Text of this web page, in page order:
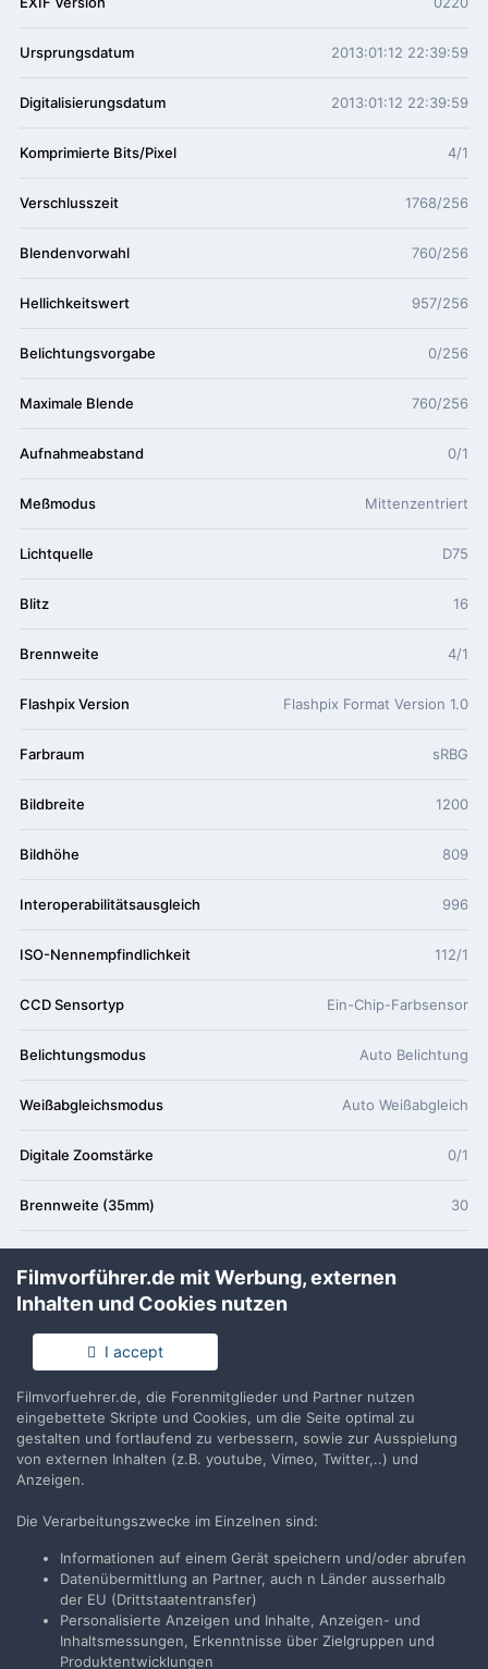
Ursprungsdatum 2013:01:12 22:39:59
Digitalisierungsdatum 2013:01:12 22:39:59
Komprimierte Bits/Pixel 4/1
Verschlusszeit 1768/256
Blendenvorwahl 760/256
Hellichkeitswert 957/256
Belichtungsvorgabe 0/256
Maximale Blende 760/256
Aufnahmeabstand 0/1
Meßmodus Mittenzentriert
Lichtquelle D75
Blitz 16
Brennweite 4/1
Flashpix Version Flashpix Format Version 1.0
Farbraum sRBG
Bildbreite 1200
Bildhöhe 809
Interoperabilitätsausgleich 996
ISO-Nennempfindlichkeit 112/1
CCD Sensortyp Ein-Chip-Farbsensor
Belichtungsmodus Auto Belichtung
Weißabgleichsmodus Auto Weißabgleich
Digitale Zoomstärke 0/1
Brennweite (35mm) 30
ISO-Verstärkung
Sättigung
Schärfe
Interoperabilitätsindex R98
Interoperabilitätsversion
Filmvorführer.de mit Werbung, externen
Inhalten und Cookies nutzen
I accept
Filmvorfuehrer.de, die Forenmitglieder und Partner nutzen
eingebettete Skripte und Cookies, um die Seite optimal zu
gestalten und fortlaufend zu verbessern, sowie zur Ausspielung
von externen Inhalten (z.B. youtube, Vimeo, Twitter,..) und
Anzeigen.
Die Verarbeitungszwecke im Einzelnen sind:
Informationen auf einem Gerät speichern und/oder abrufen
Datenübermittlung an Partner, auch n Länder ausserhalb
der EU (Drittstaatentransfer)
Personalisierte Anzeigen und Inhalte, Anzeigen- und
Inhaltsmessungen, Erkenntnisse über Zielgruppen und
Produktentwicklungen